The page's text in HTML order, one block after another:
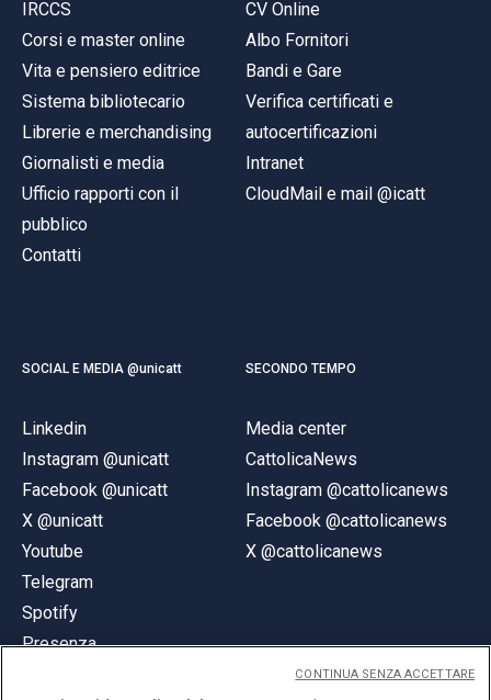
IRCCS
Corsi e master online
Vita e pensiero editrice
Sistema bibliotecario
Librerie e merchandising
Giornalisti e media
Ufficio rapporti con il
pubblico
Contatti
CV Online
Albo Fornitori
Bandi e Gare
Verifica certificati e
autocertificazioni
Intranet
CloudMail e mail @icatt
SOCIAL E MEDIA @unicatt
Linkedin
Instagram @unicatt
Facebook @unicatt
X @unicatt
Youtube
Telegram
Spotify
Presenza
SECONDO TEMPO
Media center
CattolicaNews
Instagram @cattolicanews
Facebook @cattolicanews
X @cattolicanews
CONTINUA SENZA ACCETTARE